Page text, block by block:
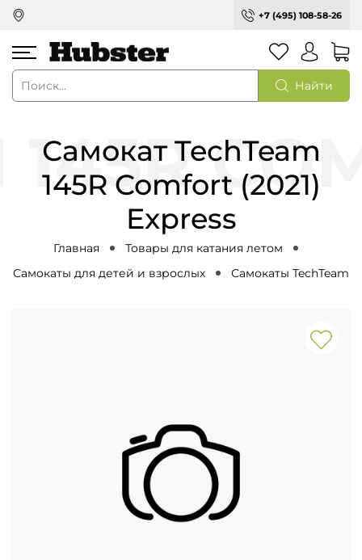
+7 (495) 108-58-26
Найти
Самокат TechTeam
145R Comfort (2021)
Express
Главная
Товары для катания летом
Самокаты для детей и взрослых
Самокаты TechTeam